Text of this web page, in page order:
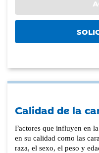
Calidad de la
Factores que influyen en
en su calidad como las
raza, el sexo, el peso y